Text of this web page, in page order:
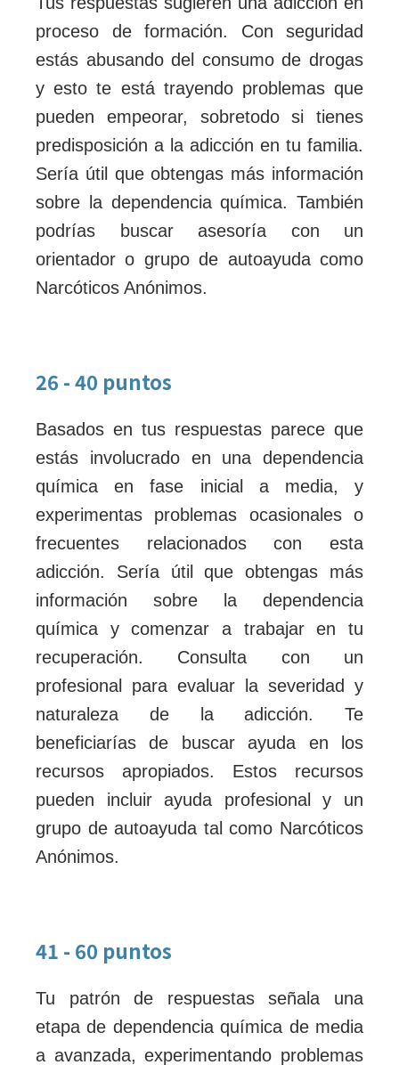
proceso de formación. Con seguridad
estás abusando del consumo de drogas
y esto te está trayendo problemas que
pueden empeorar, sobretodo si tienes
predisposición a la adicción en tu familia.
Sería útil que obtengas más información
sobre la dependencia química. También
podrías buscar asesoría con un
orientador o grupo de autoayuda como
Narcóticos Anónimos.
26 - 40 puntos
Basados en tus respuestas parece que
estás involucrado en una dependencia
química en fase inicial a media, y
experimentas problemas ocasionales o
frecuentes relacionados con esta
adicción. Sería útil que obtengas más
información sobre la dependencia
química y comenzar a trabajar en tu
recuperación. Consulta con un
profesional para evaluar la severidad y
naturaleza de la adicción. Te
beneficiarías de buscar ayuda en los
recursos apropiados. Estos recursos
pueden incluir ayuda profesional y un
grupo de autoayuda tal como Narcóticos
Anónimos.
41 - 60 puntos
Tu patrón de respuestas señala una
etapa de dependencia química de media
a avanzada, experimentando problemas